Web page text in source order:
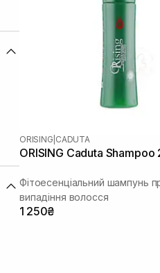
ORISING CADUTA
ORISING Caduta
Фітоесенціальний шампунь
випадіння волосся
1 250₴